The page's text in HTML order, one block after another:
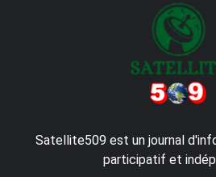
Satellite509 est un journal
participatif et